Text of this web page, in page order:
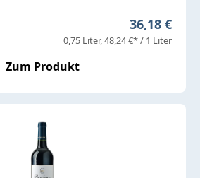
Regulärer
36,18 €
0,75 Liter 48,24 €* / 1 Liter
Zum Produkt